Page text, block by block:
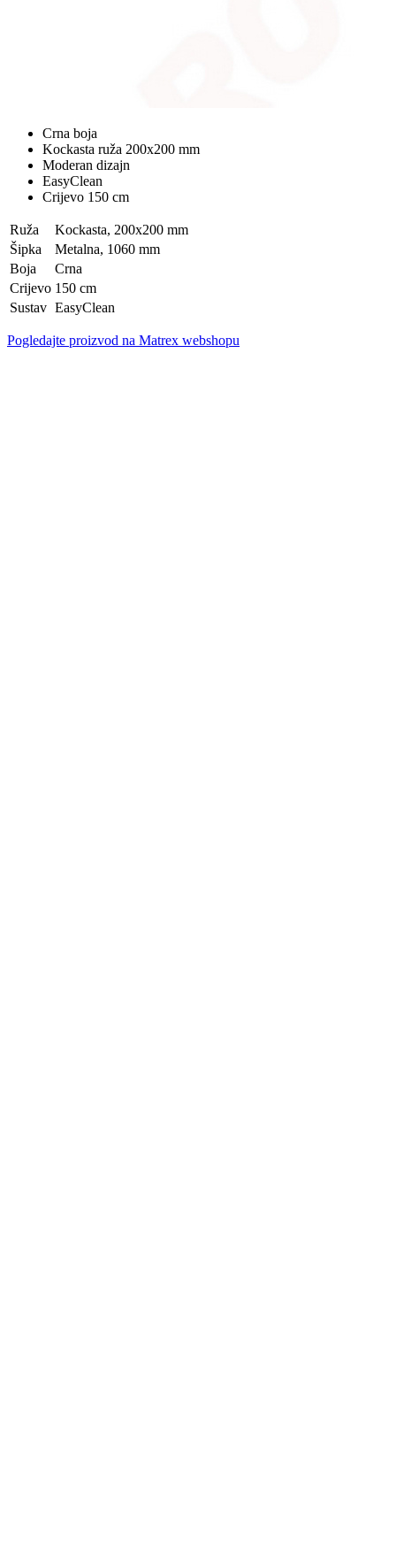
Crna boja
Kockasta ruža 200x200 mm
Moderan dizajn
EasyClean
Crijevo 150 cm
Ruža
Kockasta, 200x200 mm
Šipka
Metalna, 1060 mm
Boja
Crna
Crijevo 150 cm
Sustav EasyClean
Pogledajte proizvod na Matrex webshopu